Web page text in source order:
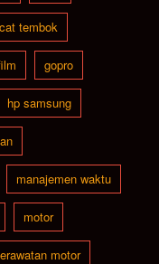
cat tembok
gopro
hp samsung
manajemen waktu
motor
motor